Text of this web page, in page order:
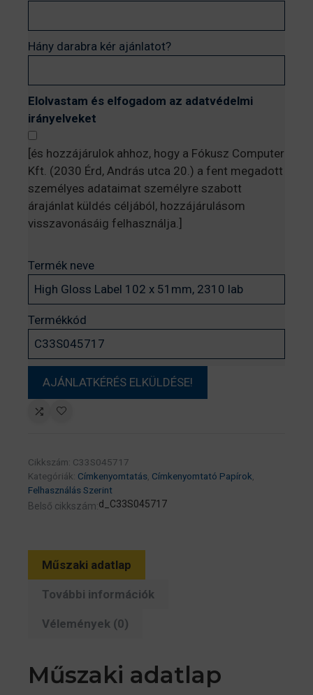
Hány darabra kér ajánlatot?
Elolvastam és elfogadom az adatvédelmi
irányelveket
[és hozzájárulok ahhoz, hogy a Fókusz Computer
Kft. (2030 Érd, András utca 20.) a fent megadott
személyes adataimat személyre szabott
árajánlat küldés céljából, hozzájárulásom
visszavonásáig felhasználja.]
Termék neve
Termékkód
Cikkszám: C33S045717
Kategóriák: Címkenyomtatás, Címkenyomtató Papírok,
Felhasználás Szerint
Belső cikkszám:d_C33S045717
Műszaki adatlap
További információk
Vélemények (0)
Műszaki adatlap